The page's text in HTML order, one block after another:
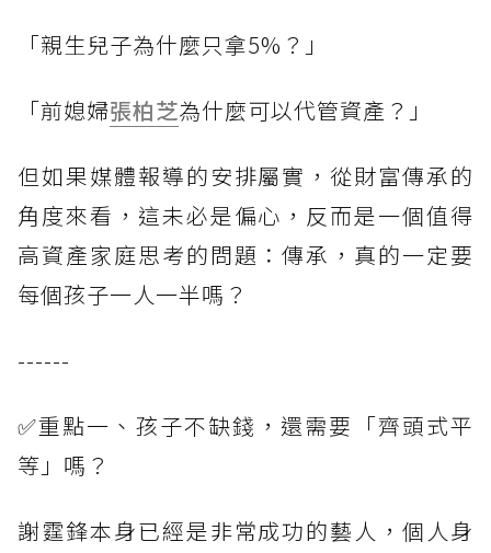
「親生兒子為什麼只拿5%？」
「前媳婦張柏芝為什麼可以代管資產？」
但如果媒體報導的安排屬實，從財富傳承的
角度來看，這未必是偏心，反而是一個值得
高資產家庭思考的問題：傳承，真的一定要
每個孩子一人一半嗎？
------
✅重點一、孩子不缺錢，還需要「齊頭式平
等」嗎？
謝霆鋒本身已經是非常成功的藝人，個人身